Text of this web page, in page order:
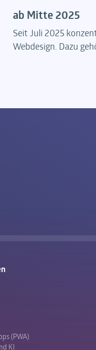
ab Mitte 2025
Seit Juli 2025
Webdesign. Dazu
(PWA)
KI